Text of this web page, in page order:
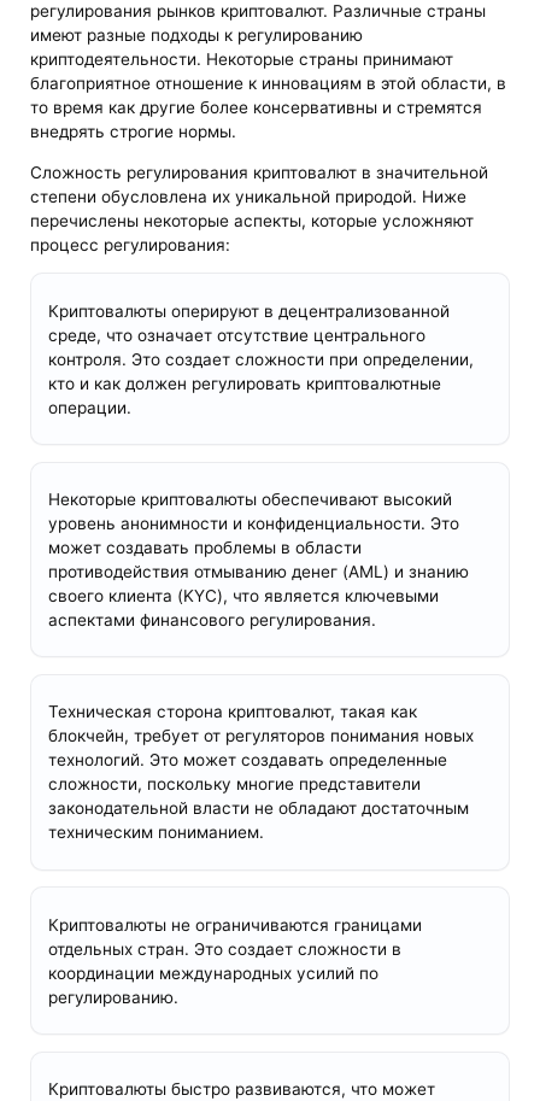
регулирования рынков криптовалют. Различные страны
имеют разные подходы к регулированию
криптодеятельности. Некоторые страны принимают
благоприятное отношение к инновациям в этой области, в
то время как другие более консервативны и стремятся
внедрять строгие нормы.
Сложность регулирования криптовалют в значительной
степени обусловлена их уникальной природой. Ниже
перечислены некоторые аспекты, которые усложняют
процесс регулирования:
Криптовалюты оперируют в децентрализованной
среде, что означает отсутствие центрального
контроля. Это создает сложности при определении,
кто и как должен регулировать криптовалютные
операции.
Некоторые криптовалюты обеспечивают высокий
уровень анонимности и конфиденциальности. Это
может создавать проблемы в области
противодействия отмыванию денег (AML) и знанию
своего клиента (KYC), что является ключевыми
аспектами финансового регулирования.
Техническая сторона криптовалют, такая как
блокчейн, требует от регуляторов понимания новых
технологий. Это может создавать определенные
сложности, поскольку многие представители
законодательной власти не обладают достаточным
техническим пониманием.
Криптовалюты не ограничиваются границами
отдельных стран. Это создает сложности в
координации международных усилий по
регулированию.
Криптовалюты быстро развиваются, что может